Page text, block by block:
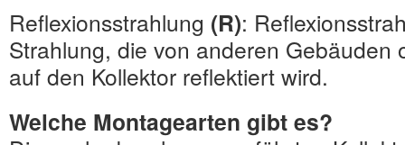
Reflexionsstrahlung (R):
Strahlung, die von anderen Gebäuden
auf den Kollektor reflektiert wird.
Welche Montagearten gibt es?